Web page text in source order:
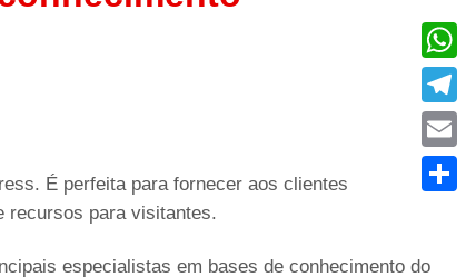
É perfeita para fornecer aos clientes
recursos para visitantes.
especialistas em bases de conhecimento do